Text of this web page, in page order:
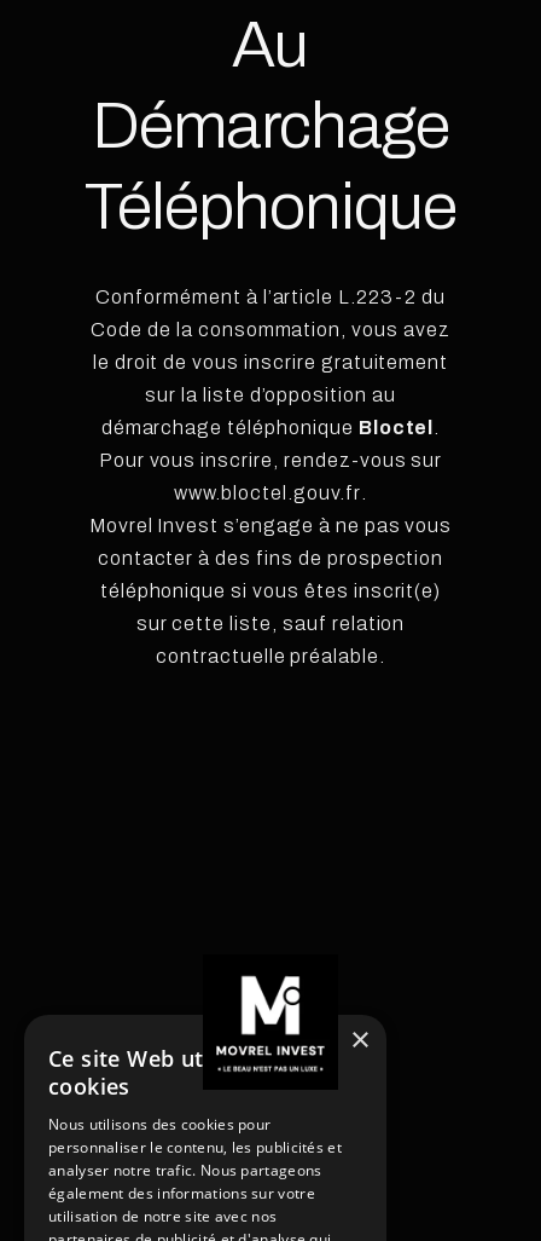
Au
Démarchage
Téléphonique
Conformément à l’article L.223-2 du
Code de la consommation, vous avez
le droit de vous inscrire gratuitement
sur la liste d’opposition au
démarchage téléphonique Bloctel
Pour vous inscrire, rendez-vous sur
www.bloctel.gouv.fr
Movrel Invest s’engage à ne pas vous
contacter à des fins de prospection
téléphonique si vous êtes inscrit(e)
sur cette liste, sauf relation
contractuelle préalable.
Acheter
Acheter
Vendre
Vendre
Louer
Louer
Rénover
×
Ce site Web utilise des
cookies
Nous utilisons des cookies pour
personnaliser le contenu, les publicités et
analyser notre trafic. Nous partageons
également des informations sur votre
utilisation de notre site avec nos